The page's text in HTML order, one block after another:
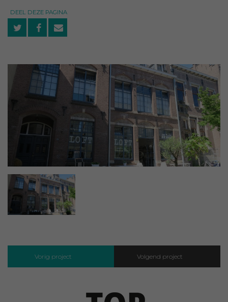
DEEL DEZE PAGINA
Vorig project Volgend project